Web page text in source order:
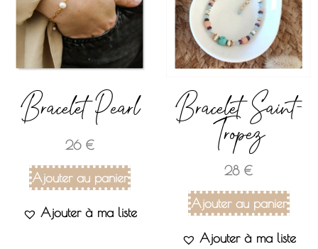
Bracelet Pearl
26 €
Ajouter au panier
Ajouter à ma liste
Bracelet Saint-
Tropez
28 €
Ajouter au panier
Ajouter à ma liste